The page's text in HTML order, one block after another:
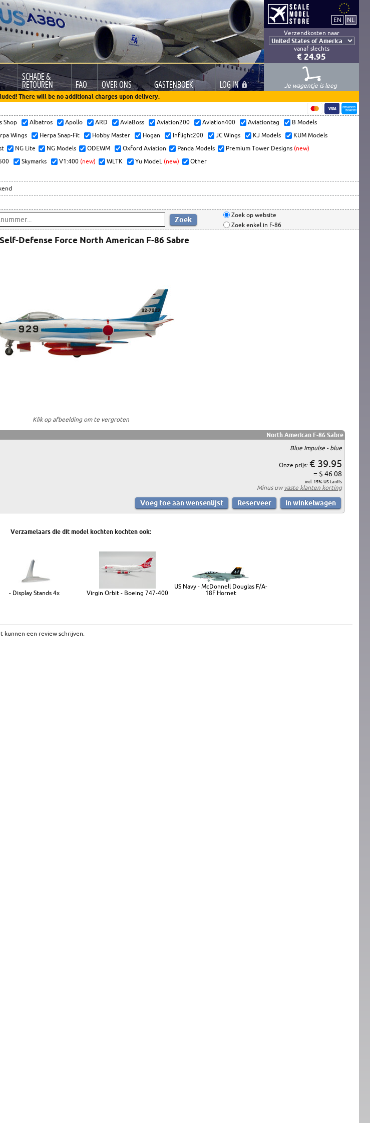
Verzendkosten naar
vanaf slechts
€ 24.95
SCHADE &
RETOUREN FAQ OVER ONS GASTENBOEK LOGIN
Je wagentje is leeg
There will be no additional charges upon delivery.
Shop Albatros Apollo ARD AviaBoss Aviation200 Aviation400 Aviationtag
B Models
Wings Herpa Snap-Fit Hobby Master Hogan Inflight200 JC Wings KJ Models
KUM Models
NG Lite NG Models ODEWM Oxford Aviation Panda Models Premium Tower Designs (new)
Skymarks V1:400 (new) WLTK Yu ModeL (new)
Other
Zoek op website
Zoek enkel in F-86
Defense Force North American F-86 Sabre
Klik op afbeelding om te vergroten
North American F-86 Sabre
Blue Impulse - blue
Onze prijs: € 39.95
= $ 46.08
incl. 15% US tariffs
Minus uwvaste klanten korting
Verzamelaars die dit model kochten kochten ook:
- Display Stands 4x Virgin Orbit - Boeing 747-400
US Navy - McDonnell Douglas F/A-
18F Hornet
een review schrijven.